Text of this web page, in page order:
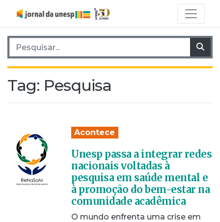
Pesquisar por:
Tag: Pesquisa
Acontece
Unesp passa a integrar redes
nacionais voltadas à
pesquisa em saúde mental e
à promoção do bem-estar na
comunidade acadêmica
O mundo enfrenta uma crise em